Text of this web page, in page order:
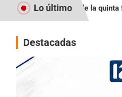
Karting en
Lo último
de la quinta fecha
Destacadas